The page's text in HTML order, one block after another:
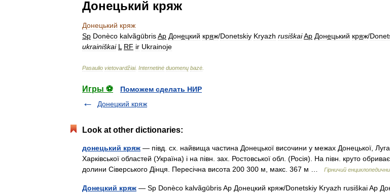
Донецький кряж
Донецький кряж
Sp Donèco kalvãgūbrisAp Донецкий кряж/Donetskiy Kryazh rusiškaiAp Донецький кряж/
ukrainiškai L RF ir Ukrainoje
Pasaulio vietovardžiai. Internetinė duomenų bazė
Игры ⚽
Поможем сделать НИР
Донецкий кряж
Look at other dictionaries:
донецький кряж — півд. сх. найвища частина Донецької височини у межах Донецької,
Харківської областей (Україна) і на півн. зах. Ростовської обл. (Росія). На півн. круто
долини Сіверського Дінця. Пересічна висота 200 300 м, макс. 367 м …
Гірничий
Донецкий кряж — Sp Donèco kalvãgūbris Ap Донецкий кряж/Donetskiy Kryazh rusiškai Ap